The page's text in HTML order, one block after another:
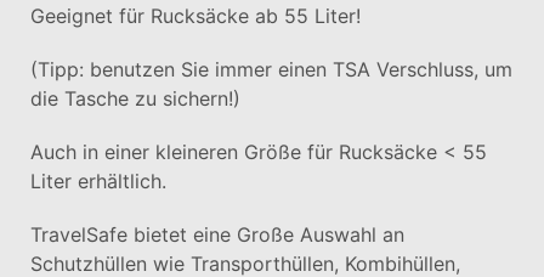
Geeignet für Rucksäcke ab 55 Liter!
(Tipp: benutzen Sie immer einen TSA Verschluss, um
die Tasche zu sichern!)
Auch in einer kleineren Größe für Rucksäcke < 55
Liter erhältlich.
TravelSafe bietet eine Große Auswahl an
Schutzhüllen wie Transporthüllen, Kombihüllen,